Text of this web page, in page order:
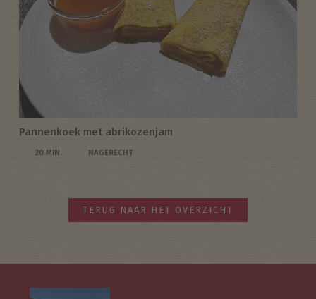
Pannenkoek met abrikozenjam
20 MIN. NAGERECHT
TERUG NAAR HET OVERZICHT